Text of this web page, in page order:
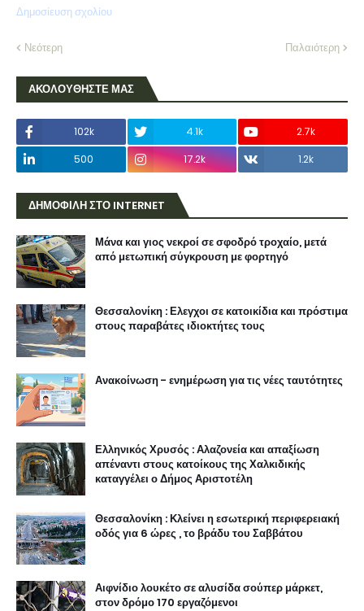
Δημοσίευση σχολίου
Νεότερη Παλαιότερη
ΑΚΟΛΟΥΘΗΣΤΕ ΜΑΣ
102k 4.1k
2.7k
500
17.2k 1.2k
ΔΗΜΟΦΙΛΗ ΣΤΟ INTERNET
Μάνα και γιος νεκροί σε σφοδρό τροχαίο, μετά
από μετωπική σύγκρουση με φορτηγό
Θεσσαλονίκη : Ελεγχοι σε κατοικίδια και πρόστιμα
στους παραβάτες ιδιοκτήτες τους
Ανακοίνωση - ενημέρωση για τις νέες ταυτότητες
Ελληνικός Χρυσός : Αλαζονεία και απαξίωση
απέναντι στους κατοίκους της Χαλκιδικής
καταγγέλει ο Δήμος Αριστοτέλη
Θεσσαλονίκη : Κλείνει η εσωτερική περιφερειακή
οδός για 6 ώρες , το βράδυ του Σαββάτου
Αιφνίδιο λουκέτο σε αλυσίδα σούπερ μάρκετ,
στον δρόμο 170 εργαζόμενοι